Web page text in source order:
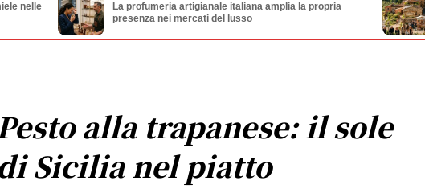
nelle
La profumeria artigianale italiana amplia la propria
presenza nei mercati del lusso
alla trapanese: il sole
Sicilia nel piatto